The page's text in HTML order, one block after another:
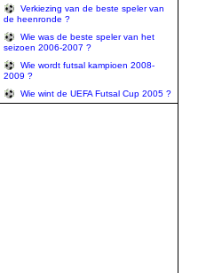
Verkiezing van de beste speler van
de heenronde ?
Wie was de beste speler van het
seizoen 2006-2007 ?
Wie wordt futsal kampioen 2008-
2009 ?
Wie wint de UEFA Futsal Cup 2005 ?